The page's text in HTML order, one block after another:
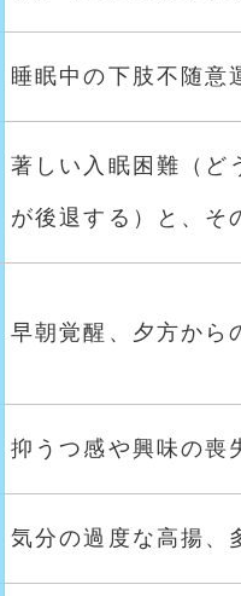
睡眠中の下肢不随意
著しい入眠困難（ど
が後退する）と、そ
早朝覚醒、夕方から
抑うつ感や興味の喪
気分の過度な高揚、